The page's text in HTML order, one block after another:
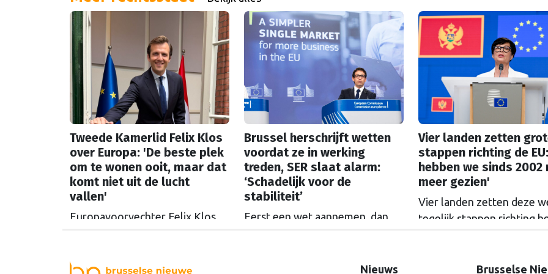
Russische tegoeden. Het gaat
om 1,4 miljard euro. Dat is de
rente op het geld dat de
Russische Centrale Bank ooit bij
de Belgische bank Euroclear
parkeerde. De EU bevroor dat
geld na de Russische inval in
Oekraïne. Het …Continued
uit te kopen. De Europese
Commissie gaat akkoord met
een uitkoopregeling van 715
miljoen euro.
Haag.
Tweede Kamerlid Felix Klos
over Europa: 'De beste plek
om te wonen ooit, maar dat
komt niet uit de lucht
vallen'
Europavoorvechter Felix Klos
bouwen aan een sterkere
Brussel herschrijft wetten
voordat ze in werking
treden, SER slaat alarm:
‘Schadelijk voor de
stabiliteit’
Eerst een wet aannemen, dan
in Brussel. De SER slaat alarm,
Vier landen zetten
stappen richting de
hebben we sinds 2002
meer gezien'
Vier landen zetten deze
tegelijk stappen richting
Europa kan zomaar keren.
Nieuws Brusselse